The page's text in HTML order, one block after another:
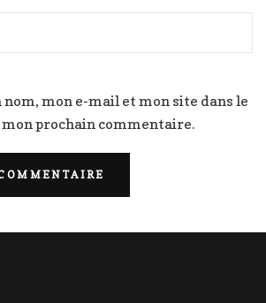
mon e-mail et mon site dans le
prochain commentaire.